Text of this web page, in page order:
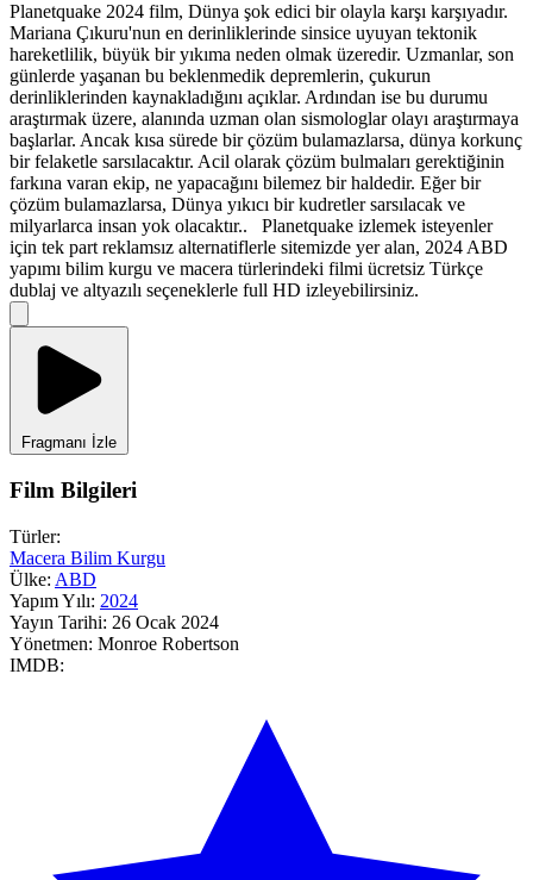
Planetquake 2024 film, Dünya şok edici bir olayla karşı karşıyadır.
Mariana Çıkuru'nun en derinliklerinde sinsice uyuyan tektonik
hareketlilik, büyük bir yıkıma neden olmak üzeredir. Uzmanlar, son
günlerde yaşanan bu beklenmedik depremlerin, çukurun
derinliklerinden kaynakladığını açıklar. Ardından ise bu durumu
araştırmak üzere, alanında uzman olan sismologlar olayı araştırmaya
başlarlar. Ancak kısa sürede bir çözüm bulamazlarsa, dünya korkunç
bir felaketle sarsılacaktır. Acil olarak çözüm bulmaları gerektiğinin
farkına varan ekip, ne yapacağını bilemez bir haldedir. Eğer bir
çözüm bulamazlarsa, Dünya yıkıcı bir kudretler sarsılacak ve
milyarlarca insan yok olacaktır.. Planetquake izlemek isteyenler
için tek part reklamsız alternatiflerle sitemizde yer alan, 2024 ABD
yapımı bilim kurgu ve macera türlerindeki filmi ücretsiz Türkçe
dublaj ve altyazılı seçeneklerle full HD izleyebilirsiniz.
Fragmanı İzle
Film Bilgileri
Türler:
Macera Bilim Kurgu
Ülke: ABD
Yapım Yılı: 2024
Yayın Tarihi: 26 Ocak 2024
Yönetmen: Monroe Robertson
IMDB: